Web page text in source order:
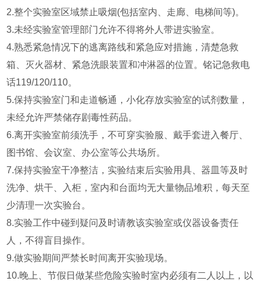
2.整个实验室区域禁止吸烟(包括室内、走廊、电梯间等)。
3.未经实验室管理部门允许不得将外人带进实验室。
4.熟悉紧急情况下的逃离路线和紧急应对措施，清楚急救
箱、灭火器材、紧急洗眼装置和冲淋器的位置。铭记急救电
话119/120/110。
5.保持实验室门和走道畅通，小化存放实验室的试剂数量，
未经允许严禁储存剧毒性药品。
6.离开实验室前须洗手，不可穿实验服、戴手套进入餐厅、
图书馆、会议室、办公室等公共场所。
7.保持实验室干净整洁，实验结束后实验用具、器皿等及时
洗净、烘干、入柜，室内和台面均无大量物品堆积，每天至
少清理一次实验台。
8.实验工作中碰到疑问及时请教该实验室或仪器设备责任
人，不得盲目操作。
9.做实验期间严禁长时间离开实验现场。
10.晚上、节假日做某些危险实验时室内必须有二人以上，以